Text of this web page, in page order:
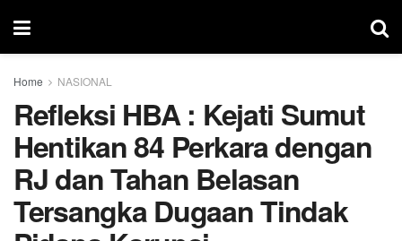
Home NASIONAL
Refleksi HBA : Kejati Sumut
Hentikan 84 Perkara dengan
RJ dan Tahan Belasan
Tersangka Dugaan Tindak